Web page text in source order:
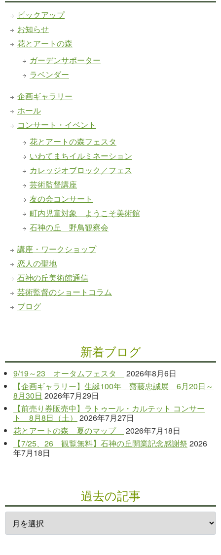
ピックアップ
お知らせ
花とアートの森
ガーデンサポーター
ラベンダー
企画ギャラリー
ホール
コンサート・イベント
花とアートの森フェスタ
いわてまちイルミネーション
カレッジオブロック／フェス
芸術監督講座
友の会コンサート
町内児童対象 ようこそ美術館
石神の丘 野鳥観察会
講座・ワークショップ
恋人の聖地
石神の丘美術館通信
芸術監督のショートコラム
ブログ
新着ブログ
9/19～23 オータムフェスタ
2026年8月6日
【企画ギャラリー】生誕100年 齋藤忠誠展 6月20日～
8月30日 2026年7月29日
【前売り券販売中】ラトゥール・カルテット コンサー
ト 8月8日（土）
2026年7月27日
花とアートの森 夏のマップ
2026年7月18日
【7/25、26 観覧無料】石神の丘開業記念感謝祭 2026
年7月18日
過去の記事